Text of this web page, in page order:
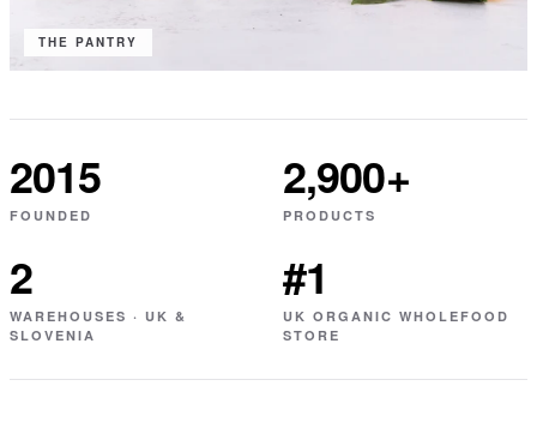
THE PANTRY
2015
FOUNDED
2,900+
PRODUCTS
2
WAREHOUSES · UK &
SLOVENIA
#1
UK ORGANIC WHOLEFOOD
STORE